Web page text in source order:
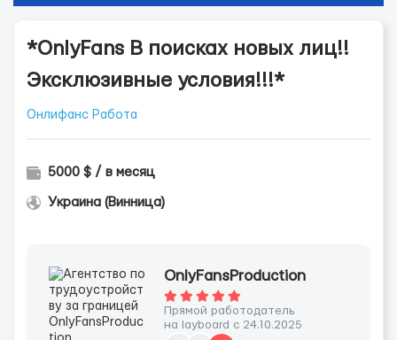
*OnlyFans В поисках новых лиц!!
Эксклюзивные условия!!!*
Онлифанс Работа
5000 $ / в месяц
Украина (Винница)
OnlyFansProduction
Прямой работодатель
на layboard с 24.10.2025